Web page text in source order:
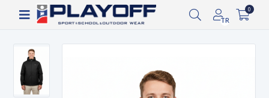
1.000 TL ve üzeri ücretsiz kargo!
TR
0